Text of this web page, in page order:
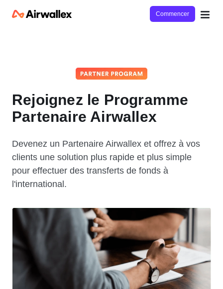
Commencer
Rejoignez le Programme
Partenaire Airwallex
Devenez un Partenaire Airwallex et offrez à vos
clients une solution plus rapide et plus simple
pour effectuer des transferts de fonds à
l'international.